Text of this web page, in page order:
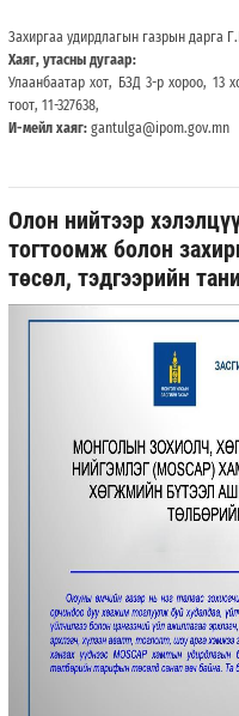
Захиргаа удирдлагын газрын дарга
Хаяг, утасны дугаар:
Улаанбаатар хот, БЗД 3-р хороо, 13
тоот, 11-327638,
И-мейл хаяг: gantulga@ipom.gov.mn
Олон нийтээр
тогтоомж болон
төсөл, тэдгээрийн